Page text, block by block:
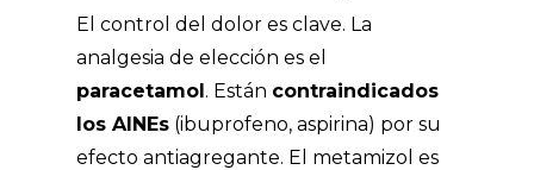
El control del dolor es clave. La
analgesia de elección es el
paracetamol. Están contraindicados
los AINEs (ibuprofeno, aspirina) por su
efecto antiagregante. El metamizol es